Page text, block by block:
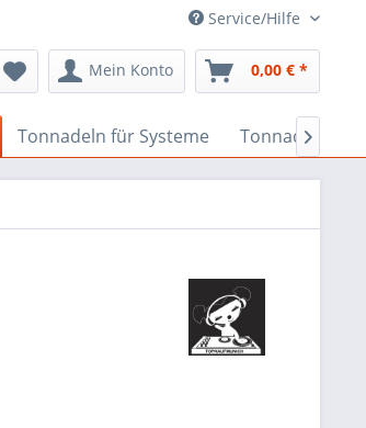
Service/Hilfe
Mein Konto 0,00 € *
Tonnadeln für Systeme Tonnadeln
